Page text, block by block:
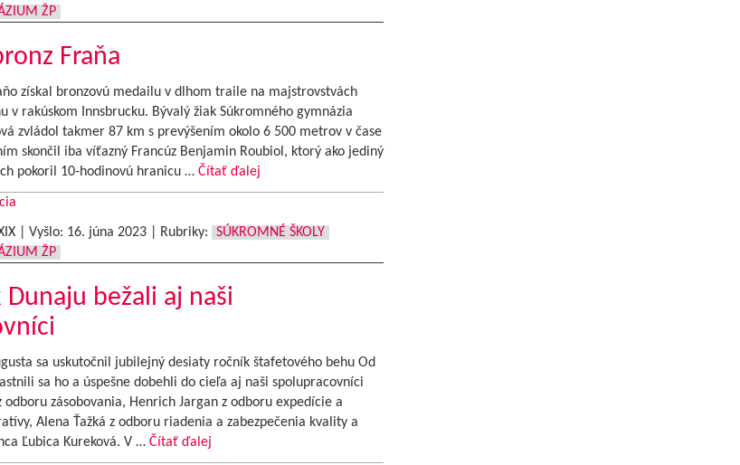
ŽP
Fraňa
získal bronzovú medailu v dlhom traile na majstrovstvách
v rakúskom Innsbrucku. Bývalý žiak Súkromného gymnázia
zvládol takmer 87 km s prevýšením okolo 6 500 metrov v čase
skončil iba víťazný Francúz Benjamin Roubiol, ktorý ako jediný
pokoril 10-hodinovú hranicu … Čítať ďalej
| Vyšlo: 16. júna 2023| Rubriky:
SÚKROMNÉ ŠKOLY
ŽP
Dunaju bežali aj naši
sa uskutočnil jubilejný desiaty ročník štafetového behu Od
sa ho a úspešne dobehli do cieľa aj naši spolupracovníci
zásobovania, Henrich Jargan z odboru expedície a
Alena Ťažká z odboru riadenia a zabezpečenia kvality a
Ľubica Kureková. V … Čítať ďalej